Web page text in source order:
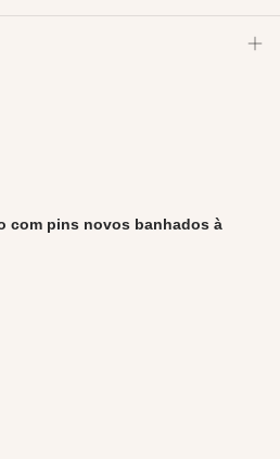
com pins novos banhados à